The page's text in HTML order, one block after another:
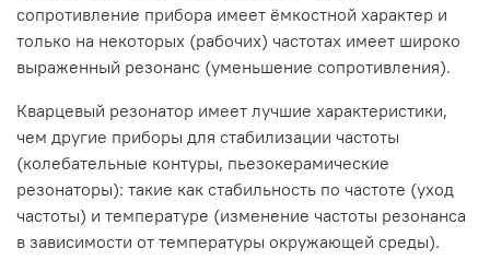
сопротивление прибора имеет ёмкостной характер и
только на некоторых (рабочих) частотах имеет широко
выраженный резонанс (уменьшение сопротивления).
Кварцевый резонатор имеет лучшие характеристики,
чем другие приборы для стабилизации частоты
(колебательные контуры, пьезокерамические
резонаторы): такие как стабильность по частоте (уход
частоты) и температуре (изменение частоты резонанса
в зависимости от температуры окружающей среды).